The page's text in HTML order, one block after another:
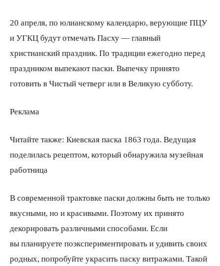
20 апреля, по юлианскому календарю, верующие ПЦУ
и УГКЦ будут отмечать Пасху — главный
христианский праздник. По традиции ежегодно перед
праздником выпекают паски. Выпечку принято
готовить в Чистый четверг или в Великую субботу.
Реклама
Читайте также: Киевская паска 1863 года. Ведущая
поделилась рецептом, который обнаружила музейная
работница
В современной трактовке паски должны быть не только
вкусными, но и красивыми. Поэтому их принято
декорировать различными способами. Если
вы планируете поэкспериментировать и удивить своих
родных, попробуйте украсить паску витражами. Такой